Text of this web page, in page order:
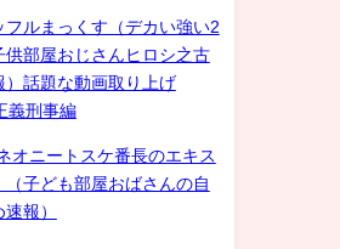
フルまっくす（デカい強い2
供部屋おじさんヒロシ之古
）話題な動画取り上げ
義刑事編
オニートスケ番長のエキス
（子ども部屋おばさんの自
報）